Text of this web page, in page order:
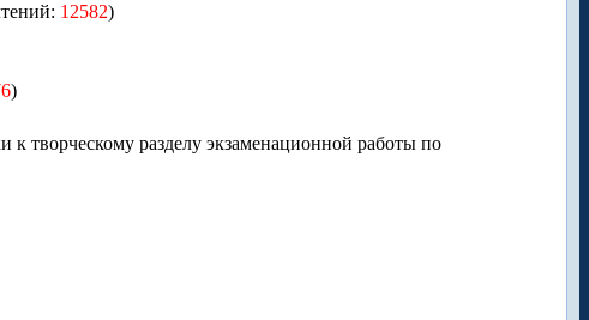
12582)
)
к творческому разделу экзаменационной работы по